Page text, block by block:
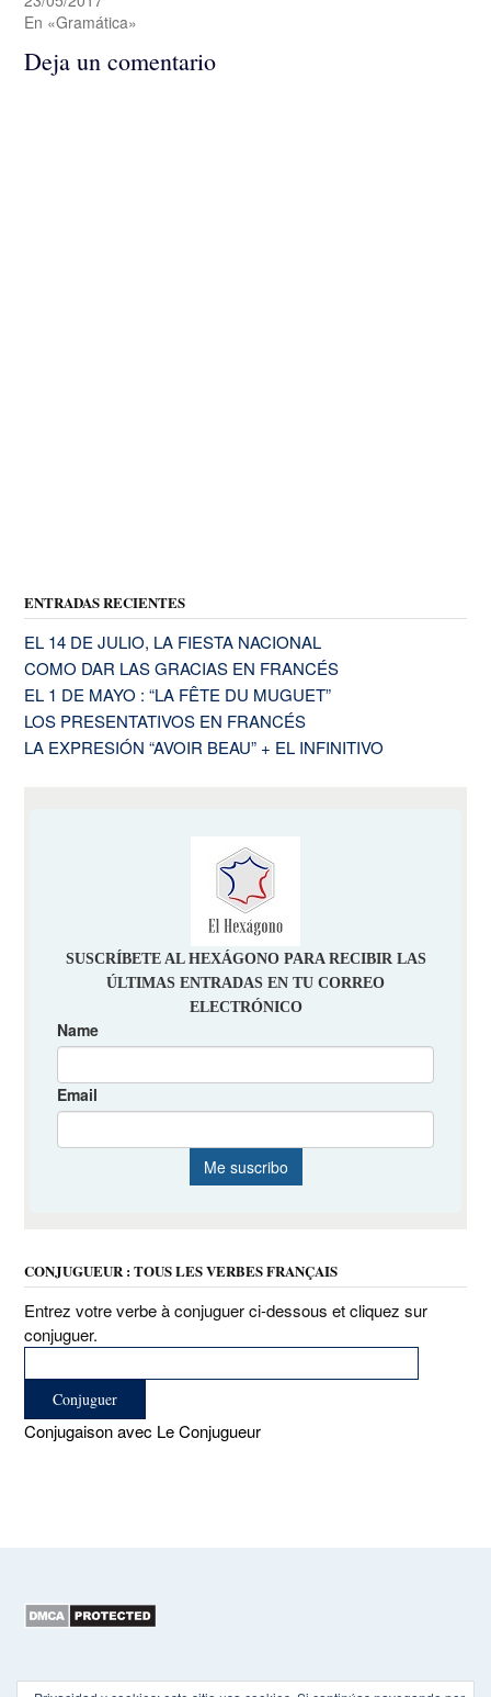
En «Gramática»
Deja un comentario
ENTRADAS RECIENTES
EL 14 DE JULIO, LA FIESTA NACIONAL
COMO DAR LAS GRACIAS EN FRANCÉS
EL 1 DE MAYO : “LA FÊTE DU MUGUET”
LOS PRESENTATIVOS EN FRANCÉS
LA EXPRESIÓN “AVOIR BEAU” + EL INFINITIVO
CONJUGUEUR : TOUS LES VERBES FRANÇAIS
Entrez votre verbe à conjuguer ci-dessous et cliquez sur
conjuguer.
Conjugaison avec Le Conjugueur
Copyright 2015-2026 EL HEXÁGONO